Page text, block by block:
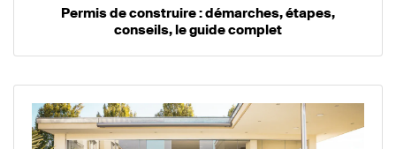
Permis de construire : démarches, étapes,
conseils, le guide complet